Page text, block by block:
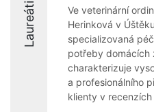
Laureáti
Ve veterinární
Herinková v
specializovaná
potřeby domácích
charakterizuje
a profesionálního
klienty v recenzích